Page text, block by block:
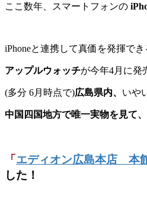
ここ数年、スマートフォンの
iPhoneと連携して真価を発揮でき
アップルウォッチが今年4月に発
(多分 6月時点で)広島県内、 いや
中国四国地方で唯一実物を見て
「 エディオン広島本店 本
した！